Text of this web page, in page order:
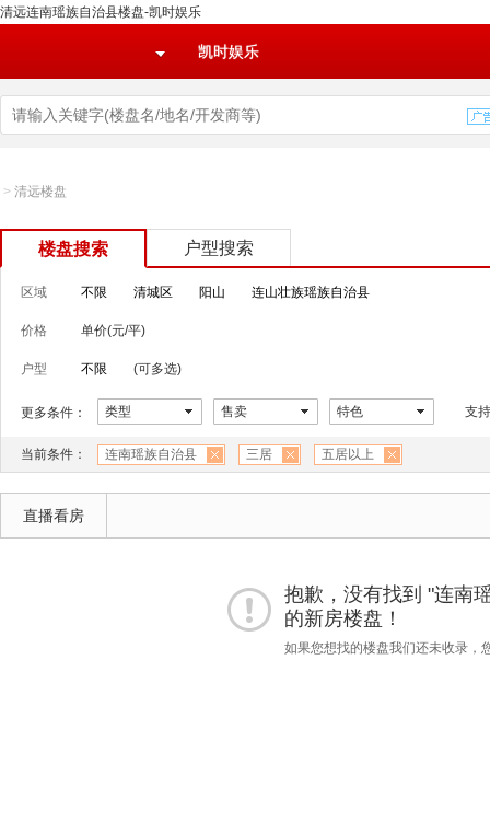
清远连南瑶族自治县楼盘-凯时娱乐
凯时娱乐
> 清远楼盘
楼盘搜索 户型搜索
区域 不限 清城区 阳山 连山壮族瑶族自治县
价格 单价(元/平)
户型 不限 (可多选)
更多条件： 类型 售卖 特色 支
当前条件： 连南瑶族自治县 三居 五居以上
直播看房
抱歉，没有找到 "连南
的新房楼盘！
如果您想找的楼盘我们还未收录，